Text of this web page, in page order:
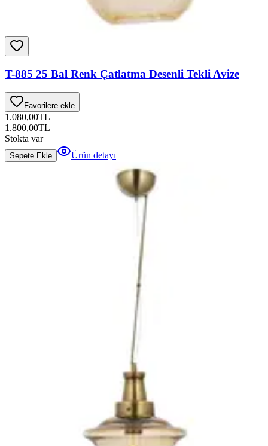
T-885 25 Bal Renk Çatlatma Desenli Tekli Avize
Favorilere ekle
1.080,00TL
1.800,00TL
Stokta var
Sepete Ekle Ürün detayı